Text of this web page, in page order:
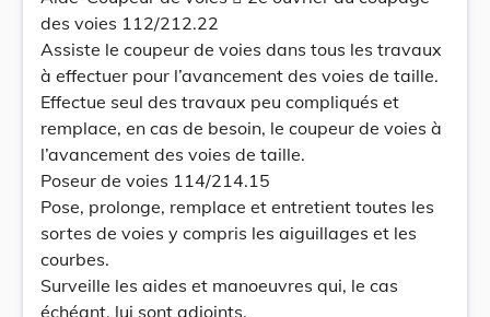
des voies 112/212.22
Assiste le coupeur de voies dans tous les travaux
à effectuer pour l’avancement des voies de taille.
Effectue seul des travaux peu compliqués et
remplace, en cas de besoin, le coupeur de voies à
l’avancement des voies de taille.
Poseur de voies 114/214.15
Pose, prolonge, remplace et entretient toutes les
sortes de voies y compris les aiguillages et les
courbes.
Surveille les aides et manoeuvres qui, le cas
échéant, lui sont adjoints.